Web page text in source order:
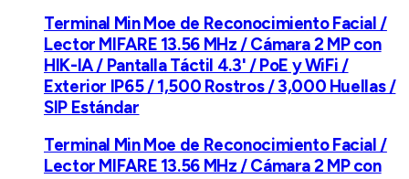
Terminal Min Moe de Reconocimiento Facial /
Lector MIFARE 13.56 MHz / Cámara 2 MP con
HIK-IA / Pantalla Táctil 4.3' / PoE y WiFi /
Exterior IP65 / 1,500 Rostros / 3,000 Huellas /
SIP Estándar
Terminal Min Moe de Reconocimiento Facial /
Lector MIFARE 13.56 MHz / Cámara 2 MP con